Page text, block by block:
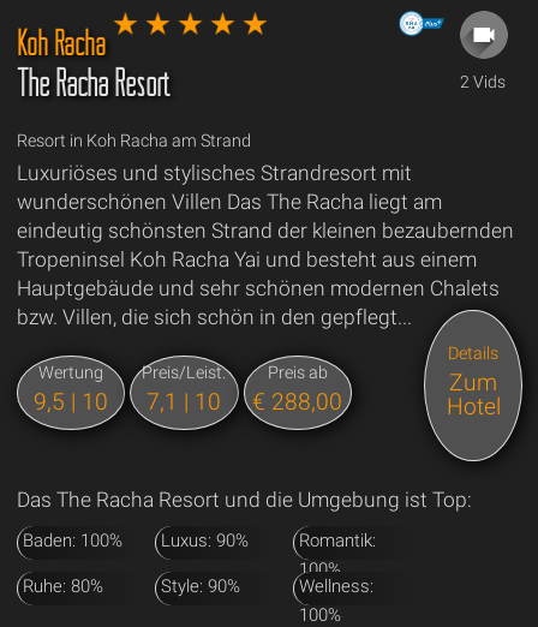
2 Vids
Koh Racha
The Racha Resort
Resort in Koh Racha am Strand
Luxuriöses und stylisches Strandresort mit
wunderschönen Villen Das The Racha liegt am
eindeutig schönsten Strand der kleinen bezaubernden
Tropeninsel Koh Racha Yai und besteht aus einem
Hauptgebäude und sehr schönen modernen Chalets
bzw. Villen, die sich schön in den gepflegt...
Wertung
9,5 | 10
Preis/Leist.
7,1 | 10
Preis ab
€ 288,00
Details
Zum
Hotel
Das The Racha Resort und die Umgebung ist Top:
Baden: 100% Luxus: 90%
Romantik:
100%
Ruhe: 80% Style: 90%
Wellness:
100%